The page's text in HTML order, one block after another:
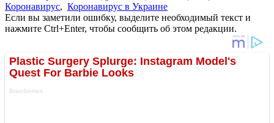
Коронавирус, Коронавирус в Украине
Если вы заметили ошибку, выделите необходимый текст и
нажмите Ctrl+Enter, чтобы сообщить об этом редакции.